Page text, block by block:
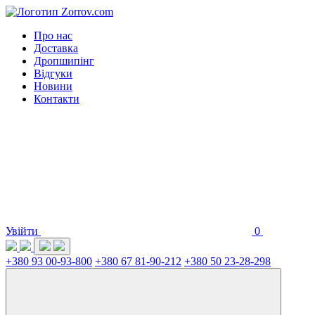
Про нас
Доставка
Дропшипінг
Відгуки
Новини
Контакти
Увійти 0
+380 93 00-93-800 +380 67 81-90-212 +380 50 23-28-298